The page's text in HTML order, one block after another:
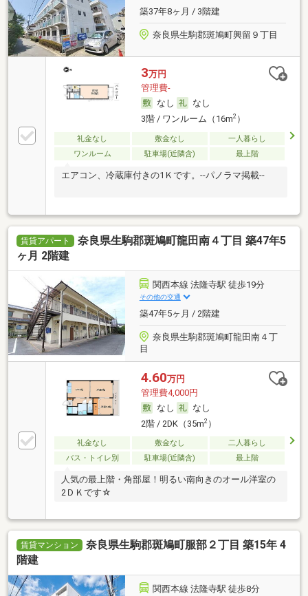
築37年8ヶ月 / 3階建
奈良県生駒郡斑鳩町興留９丁目
3万円
管理費-
なし
なし
3階 / ワンルーム（16m2）
礼金なし 敷金なし
一人暮らし
ワンルーム
駐車場(近隣含) 最上階
エアコン、冷蔵庫付きの1Ｋです。--パノラマ掲載--
賃貸アパート
奈良県生駒郡斑鳩町龍田南４丁目 築47年5
ヶ月 2階建
関西本線 法隆寺駅 徒歩19分
その他の交通
築47年5ヶ月 / 2階建
奈良県生駒郡斑鳩町龍田南４丁
目
4.60万円
管理費4,000円
なし
なし
2階 / 2DK（35m2）
礼金なし 敷金なし
二人暮らし
バス・トイレ別
駐車場(近隣含) 最上階
人気の最上階・角部屋！明るい南向きのオール洋室の
2ＤＫです☆
賃貸マンション
奈良県生駒郡斑鳩町服部２丁目 築15年 4
階建
関西本線 法隆寺駅 徒歩8分